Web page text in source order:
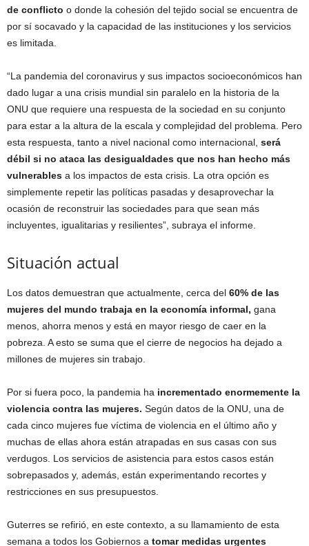
de conflicto o donde la cohesión del tejido social se encuentra de
por sí socavado y la capacidad de las instituciones y los servicios
es limitada.
“La pandemia del coronavirus y sus impactos socioeconómicos han
dado lugar a una crisis mundial sin paralelo en la historia de la
ONU que requiere una respuesta de la sociedad en su conjunto
para estar a la altura de la escala y complejidad del problema. Pero
esta respuesta, tanto a nivel nacional como internacional, será
débil si no ataca las desigualdades que nos han hecho más
vulnerables a los impactos de esta crisis. La otra opción es
simplemente repetir las políticas pasadas y desaprovechar la
ocasión de reconstruir las sociedades para que sean más
incluyentes, igualitarias y resilientes”, subraya el informe.
Situación actual
Los datos demuestran que actualmente, cerca del 60% de las
mujeres del mundo trabaja en la economía informal, gana
menos, ahorra menos y está en mayor riesgo de caer en la
pobreza. A esto se suma que el cierre de negocios ha dejado a
millones de mujeres sin trabajo.
Por si fuera poco, la pandemia ha incrementado enormemente la
violencia contra las mujeres. Según datos de la ONU, una de
cada cinco mujeres fue víctima de violencia en el último año y
muchas de ellas ahora están atrapadas en sus casas con sus
verdugos. Los servicios de asistencia para estos casos están
sobrepasados y, además, están experimentando recortes y
restricciones en sus presupuestos.
Guterres se refirió, en este contexto, a su llamamiento de esta
semana a todos los Gobiernos a tomar medidas urgentes